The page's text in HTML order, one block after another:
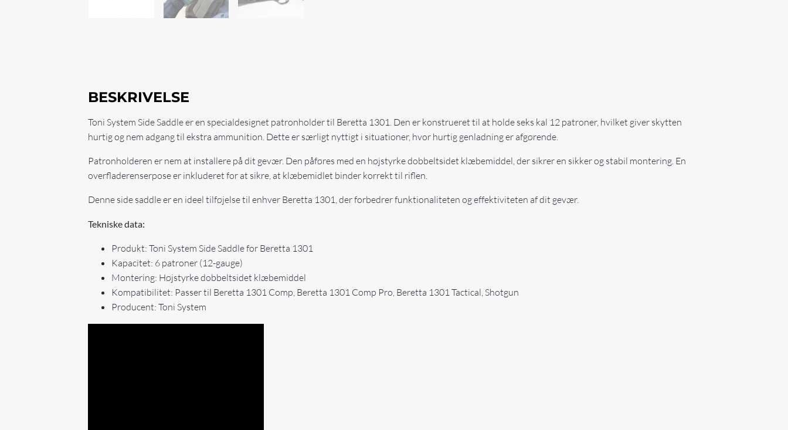
BESKRIVELSE
Toni System Side Saddle er en specialdesignet patronholder til Beretta 1301. Den er konstrueret til at holde seks kal 12 patroner, hvilket giver skytten
hurtig og nem adgang til ekstra ammunition. Dette er særligt nyttigt i situationer, hvor hurtig genladning er afgørende.
Patronholderen er nem at installere på dit gevær. Den påføres med en højstyrke dobbeltsidet klæbemiddel, der sikrer en sikker og stabil montering. En
overfladerenserpose er inkluderet for at sikre, at klæbemidlet binder korrekt til riflen.
Denne side saddle er en ideel tilføjelse til enhver Beretta 1301, der forbedrer funktionaliteten og effektiviteten af dit gevær.
Tekniske data:
Produkt: Toni System Side Saddle for Beretta 1301
Kapacitet: 6 patroner (12-gauge)
Montering: Højstyrke dobbeltsidet klæbemiddel
Kompatibilitet: Passer til Beretta 1301 Comp, Beretta 1301 Comp Pro, Beretta 1301 Tactical, Shotgun
Producent: Toni System